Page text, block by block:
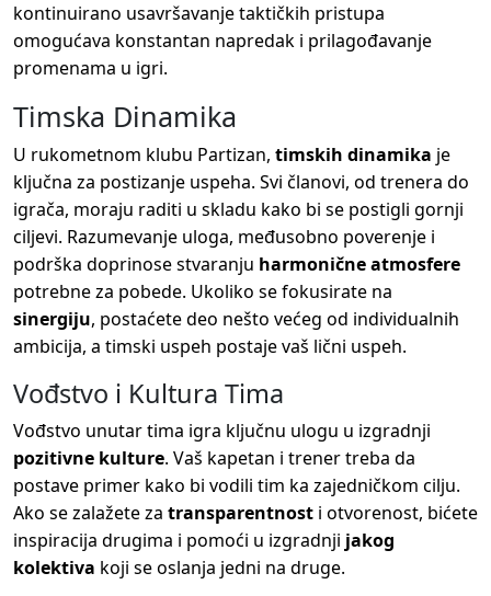
kontinuirano usavršavanje taktičkih pristupa
omogućava konstantan napredak i prilagođavanje
promenama u igri.
Timska Dinamika
U rukometnom klubu Partizan, timskih dinamika je
ključna za postizanje uspeha. Svi članovi, od trenera do
igrača, moraju raditi u skladu kako bi se postigli gornji
ciljevi. Razumevanje uloga, međusobno poverenje i
podrška doprinose stvaranju harmonične atmosfere
potrebne za pobede. Ukoliko se fokusirate na
sinergiju, postaćete deo nešto većeg od individualnih
ambicija, a timski uspeh postaje vaš lični uspeh.
Vođstvo i Kultura Tima
Vođstvo unutar tima igra ključnu ulogu u izgradnji
pozitivne kulture. Vaš kapetan i trener treba da
postave primer kako bi vodili tim ka zajedničkom cilju.
Ako se zalažete za transparentnost i otvorenost, bićete
inspiracija drugima i pomoći u izgradnji jakog
kolektiva koji se oslanja jedni na druge.